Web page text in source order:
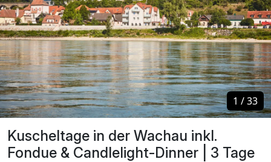
Kuscheltage in der Wachau inkl.
Fondue & Candlelight-Dinner | 3 Tage
1 /33
1 /33